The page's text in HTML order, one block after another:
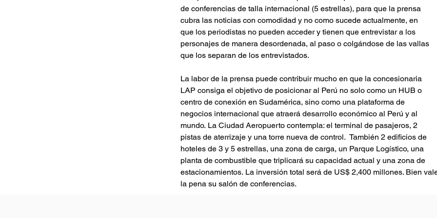
de conferencias de talla internacional (5 estrellas), para que la prensa
cubra las noticias con comodidad y no como sucede actualmente, en
que los periodistas no pueden acceder y tienen que entrevistar a los
personajes de manera desordenada, al paso o colgándose de las vallas
que los separan de los entrevistados.
La labor de la prensa puede contribuir mucho en que la concesionaria
LAP consiga el objetivo de posicionar al Perú no solo como un HUB o
centro de conexión en Sudamérica, sino como una plataforma de
negocios internacional que atraerá desarrollo económico al Perú y al
mundo. La Ciudad Aeropuerto contempla: el terminal de pasajeros, 2
pistas de aterrizaje y una torre nueva de control.  También 2 edificios de
hoteles de 3 y 5 estrellas, una zona de carga, un Parque Logístico, una
planta de combustible que triplicará su capacidad actual y una zona de
estacionamientos. La inversión total será de US$ 2,400 millones. Bien
la pena su salón de conferencias.